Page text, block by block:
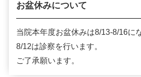
お盆休みについて
当院本年度お盆休みは8/13-8/16に
8/12は診察を行います。
ご了承願います。